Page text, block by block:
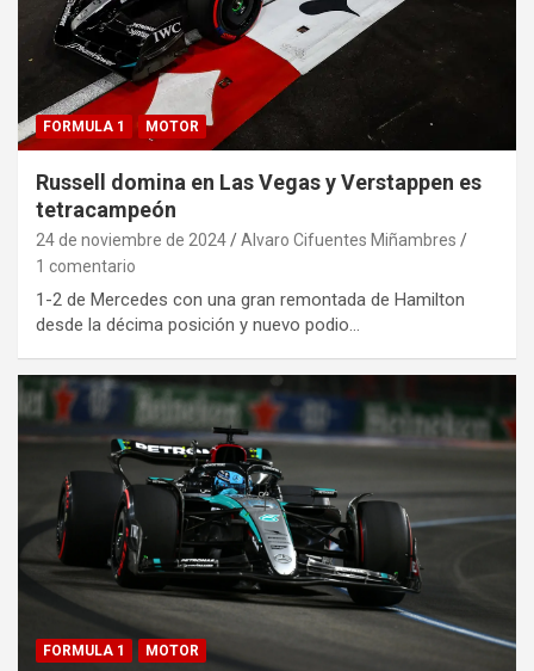
FORMULA 1 MOTOR
Russell domina en Las Vegas y Verstappen es
tetracampeón
24 de noviembre de 2024
Alvaro Cifuentes Miñambres
1 comentario
1-2 de Mercedes con una gran remontada de Hamilton
desde la décima posición y nuevo podio…
FORMULA 1 MOTOR